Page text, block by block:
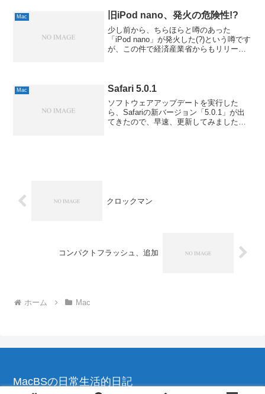
が...
Mac 旧iPod nano、発火の危険性!?
少し前から、ちらほらと噂のあった
「iPod nano」が発火した(?)という噂です
が、この件で経済産業省からもリリース
MA0...
Mac Safari 5.0.1
ソフトウェアアップデートを実行した
ら、Safariの新バージョン「5.0.1」が出
てきたので、早速、更新してみました。
クロックマン
コンパクトフラッシュ、追加
ホーム Mac
MacBSの日常生活的日記